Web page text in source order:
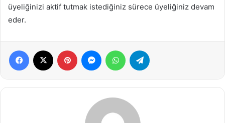
üyeliğinizi aktif tutmak istediğiniz sürece üyeliğiniz devam
eder.
Facebook Pinterest MessengerWhatsApp